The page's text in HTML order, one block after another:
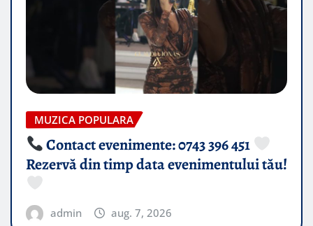
MUZICA POPULARA
Contact evenimente: 0743 396 451
Rezervă din timp data evenimentului tău!
admin aug. 7, 2026